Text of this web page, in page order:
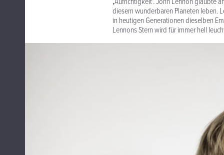
diesem wunderbaren Planeten leben.
in heutigen Generationen dieselben
Lennons Stern wird für immer hell